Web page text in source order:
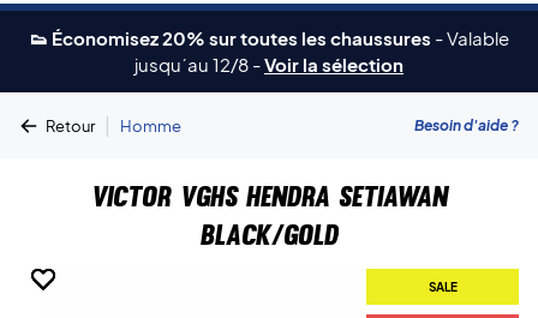
👟 Économisez 20% sur toutes les chaussures -Valable
jusqu´au 12/8 -Voir la sélection
Retour | Homme Besoin d'aide ?
Victor VGHS Hendra Setiawan
Black/Gold
SALE
SALE
SALE
SALE
SALE